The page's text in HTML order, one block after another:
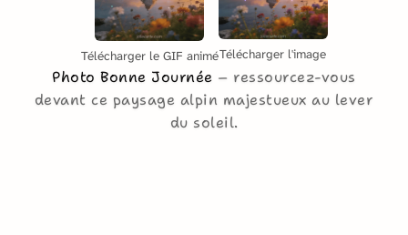
Télécharger le GIF animéTélécharger l'image
Photo Bonne Journée
ressourcez-vous
devant ce paysage alpin majestueux au lever
du soleil.